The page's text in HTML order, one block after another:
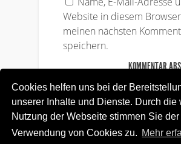
Cookies helfen uns bei der
unserer Inhalte und Dienste. Durch die
Nutzung der Webseite stimmen Sie der
Verwendung von Cookies zu. Mehr
Website in diesem
meinen nächsten
speichern.